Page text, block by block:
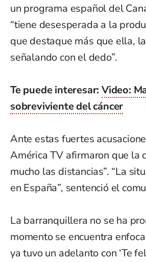
un programa español del
“tiene desesperada a la
que destaque más que ella,
señalando con el dedo”.
Te puede interesar:Video:
sobreviviente del cáncer
Ante estas fuertes
América TV afirmaron que la
mucho las distancias”. “La
en España”, sentenció el
La barranquillera no se ha
momento se encuentra
ya tuvo un adelanto con ‘Te